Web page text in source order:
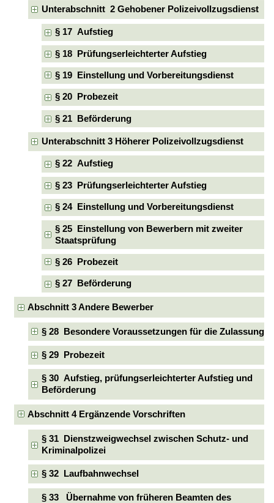
Unterabschnitt 2 Gehobener Polizeivollzugsdienst
§ 17 Aufstieg
§ 18 Prüfungserleichterter Aufstieg
§ 19 Einstellung und Vorbereitungsdienst
§ 20 Probezeit
§ 21 Beförderung
Unterabschnitt 3 Höherer Polizeivollzugsdienst
§ 22 Aufstieg
§ 23 Prüfungserleichterter Aufstieg
§ 24 Einstellung und Vorbereitungsdienst
§ 25 Einstellung von Bewerbern mit zweiter
Staatsprüfung
§ 26 Probezeit
§ 27 Beförderung
Abschnitt 3 Andere Bewerber
§ 28 Besondere Voraussetzungen für die Zulassung
§ 29 Probezeit
§ 30 Aufstieg, prüfungserleichterter Aufstieg und
Beförderung
Abschnitt 4 Ergänzende Vorschriften
§ 31 Dienstzweigwechsel zwischen Schutz- und
Kriminalpolizei
§ 32 Laufbahnwechsel
§ 33 Übernahme von früheren Beamten des